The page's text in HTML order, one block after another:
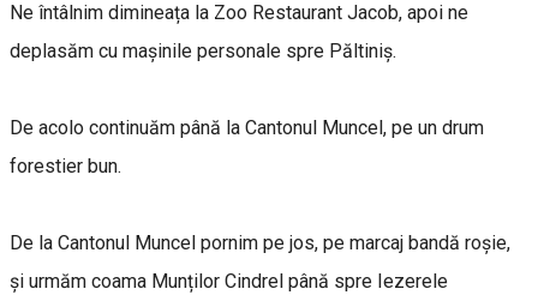
Ne întâlnim dimineața la Zoo Restaurant Jacob, apoi ne
deplasăm cu mașinile personale spre Păltiniș.
De acolo continuăm până la Cantonul Muncel, pe un drum
forestier bun.
De la Cantonul Muncel pornim pe jos, pe marcaj bandă roșie,
și urmăm coama Munților Cindrel până spre Iezerele